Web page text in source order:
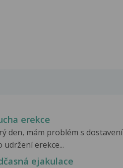
erekce
den, mám problém s dostavení
udržení erekce...
ejakulace